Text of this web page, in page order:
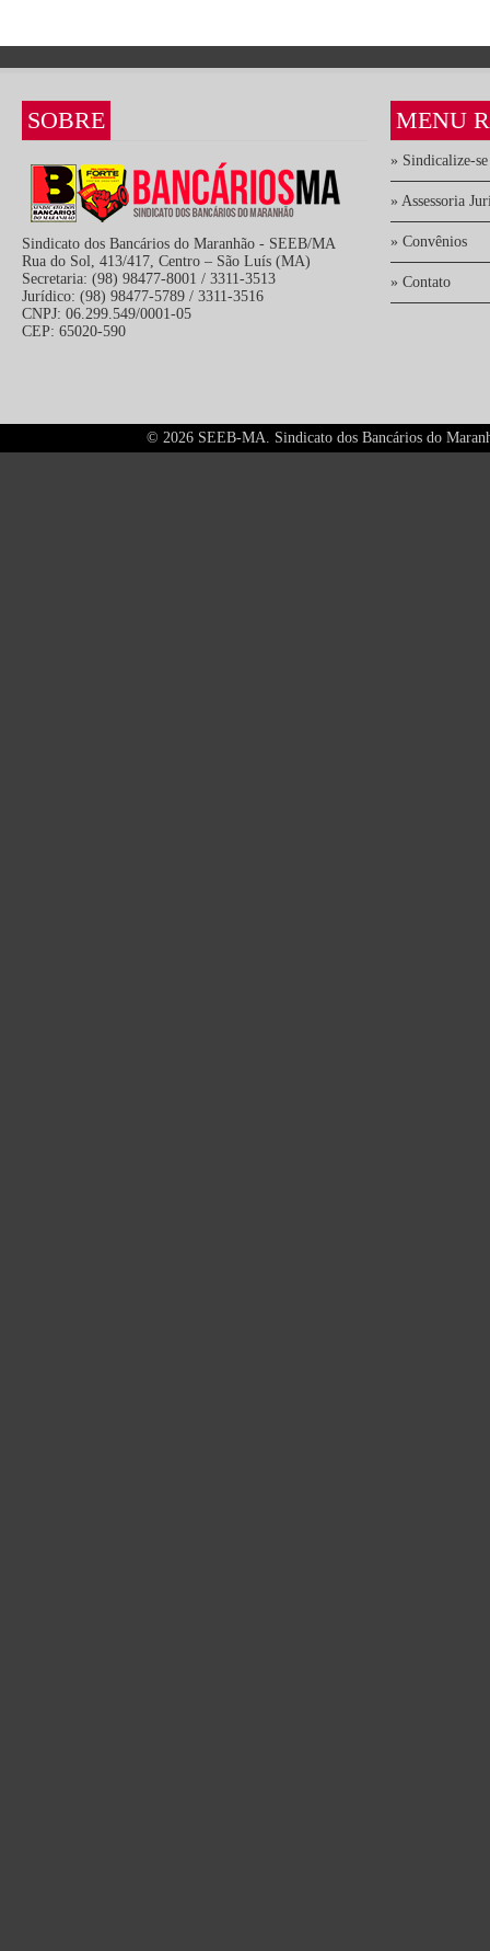
SOBRE
Sindicato dos Bancários do Maranhão - SEEB/MA
Rua do Sol, 413/417, Centro – São Luís (MA)
Secretaria: (98) 98477-8001 / 3311-3513
Jurídico: (98) 98477-5789 / 3311-3516
CNPJ: 06.299.549/0001-05
CEP: 65020-590
MENU
» Sindicalize-se
» Assessoria
» Convênios
» Contato
© 2026 SEEB-MA. Sindicato dos Bancários do